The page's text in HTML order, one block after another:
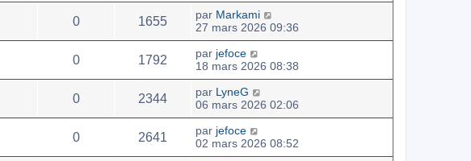
0 1655 par Markami
27 mars 2026 09:36
0 1792 par jefoce
18 mars 2026 08:38
0 2344 par LyneG
06 mars 2026 02:06
0 2641 par jefoce
02 mars 2026 08:52